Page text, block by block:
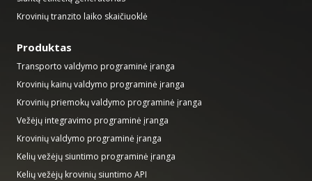
Krovinių tranzito laiko skaičiuoklė
Produktas
Transporto valdymo programinė įranga
Krovinių kainų valdymo programinė įranga
Krovinių priemokų valdymo programinė įranga
Vežėjų integravimo programinė įranga
Krovinių valdymo programinė įranga
Kelių vežėjų siuntimo programinė įranga
Kelių vežėjų krovinių siuntimo API